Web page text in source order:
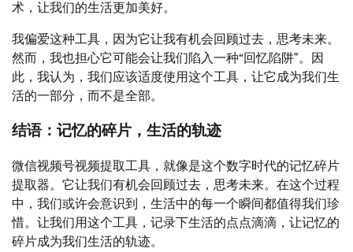
术，让我们的生活更加美好。
我偏爱这种工具，因为它让我有机会回顾过去，思考未来。
然而，我也担心它可能会让我们陷入一种“回忆陷阱”。因
此，我认为，我们应该适度使用这个工具，让它成为我们生
活的一部分，而不是全部。
结语：记忆的碎片，生活的轨迹
微信视频号视频提取工具，就像是这个数字时代的记忆碎片
提取器。它让我们有机会回顾过去，思考未来。在这个过程
中，我们或许会意识到，生活中的每一个瞬间都值得我们珍
惜。让我们用这个工具，记录下生活的点点滴滴，让记忆的
碎片成为我们生活的轨迹。